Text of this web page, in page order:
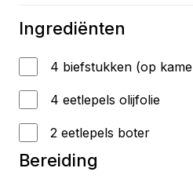
Ingrediënten
4 biefstukken (op
4 eetlepels olijfolie
2 eetlepels boter
Bereiding